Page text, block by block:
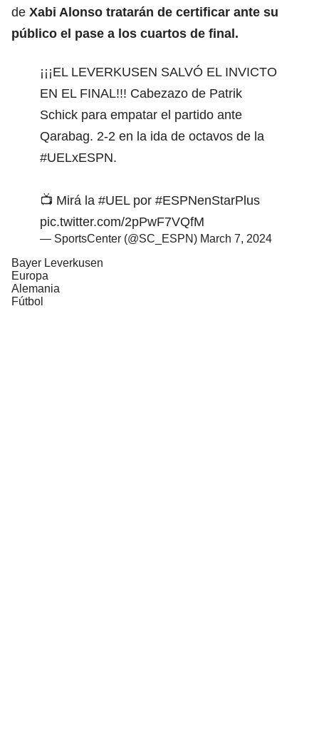
de Xabi Alonso tratarán de certificar ante su
público el pase a los cuartos de final.
¡¡¡EL LEVERKUSEN SALVÓ EL INVICTO
EN EL FINAL!!! Cabezazo de Patrik
Schick para empatar el partido ante
Qarabag. 2-2 en la ida de octavos de la
#UELxESPN.
📺 Mirá la #UELpor #ESPNenStarPlus
pic.twitter.com/2pPwF7VQfM
— SportsCenter (@SC_ESPN) March 7, 2024
Bayer Leverkusen
Europa
Alemania
Fútbol